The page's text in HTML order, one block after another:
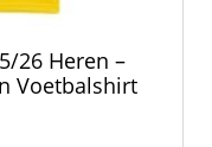
26 Heren –
Voetbalshirt